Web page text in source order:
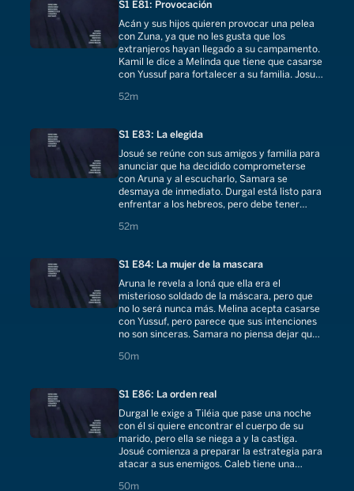
S1 E81: Provocación
Acán y sus hijos quieren provocar una pelea
con Zuna, ya que no les gusta que los
extranjeros hayan llegado a su campamento.
Kamil le dice a Melinda que tiene que casarse
con Yussuf para fortalecer a su familia. Josué
52m
52 minutes
S1 E83: La elegida
Josué se reúne con sus amigos y familia para
anunciar que ha decidido comprometerse
con Aruna y al escucharlo, Samara se
desmaya de inmediato. Durgal está listo para
enfrentar a los hebreos, pero debe tener
52m
52 minutes
S1 E84: La mujer de la mascara
Aruna le revela a Ioná que ella era el
misterioso soldado de la máscara, pero que
no lo será nunca más. Melina acepta casarse
con Yussuf, pero parece que sus intenciones
no son sinceras. Samara no piensa dejar que
50m
50 minutes
S1 E86: La orden real
Durgal le exige a Tiléia que pase una noche
con él si quiere encontrar el cuerpo de su
marido, pero ella se niega a y la castiga.
Josué comienza a preparar la estrategia para
atacar a sus enemigos. Caleb tiene una
50m
50 minutes